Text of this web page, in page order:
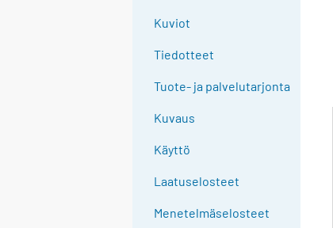
Kuviot
Tiedotteet
Tuote- ja palvelutarjonta
Kuvaus
Käyttö
Laatuselosteet
Menetelmäselosteet